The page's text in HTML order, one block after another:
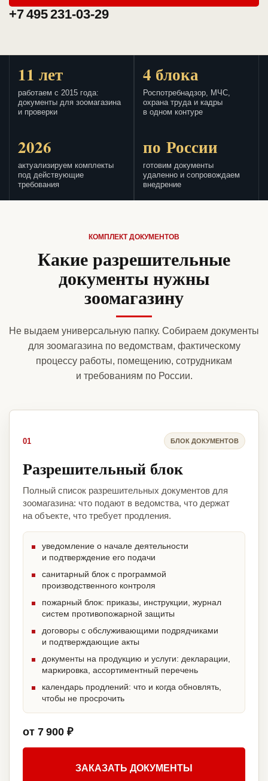
+7 495 231-03-29
11 лет
работаем с 2015 года:
документы для зоомагазина
и проверки
4 блока
Роспотребнадзор, МЧС,
охрана труда и кадры
в одном контуре
2026
актуализируем комплекты
под действующие
требования
по России
готовим документы
удаленно и сопровождаем
внедрение
КОМПЛЕКТ ДОКУМЕНТОВ
Какие разрешительные
документы нужны
зоомагазину
Не выдаем универсальную папку. Собираем документы
для зоомагазина по ведомствам, фактическому
процессу работы, помещению, сотрудникам
и требованиям по России.
01 БЛОК ДОКУМЕНТОВ
Разрешительный блок
Полный список разрешительных документов для
зоомагазина: что подают в ведомства, что держат
на объекте, что требует продления.
уведомление о начале деятельности
и подтверждение его подачи
санитарный блок с программой
производственного контроля
пожарный блок: приказы, инструкции, журнал
систем противопожарной защиты
договоры с обслуживающими подрядчиками
и подтверждающие акты
документы на продукцию и услуги: декларации,
маркировка, ассортиментный перечень
календарь продлений: что и когда обновлять,
чтобы не просрочить
от 7 900 ₽
ЗАКАЗАТЬ ДОКУМЕНТЫ